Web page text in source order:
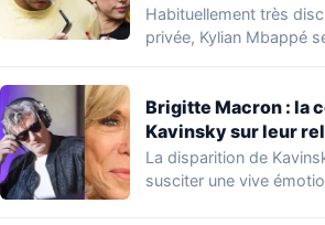
Habituellement très
privée, Kylian Mbappé
Brigitte Macron : la
Kavinsky sur leur
La disparition de
susciter une vive